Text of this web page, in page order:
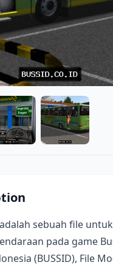
sebuah file untuk
pada game
(BUSSID), File